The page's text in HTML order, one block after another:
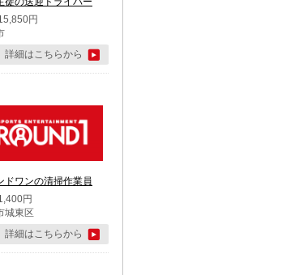
円
詳細はこちらから
ドワンの清掃作業員
円
城東区
詳細はこちらから